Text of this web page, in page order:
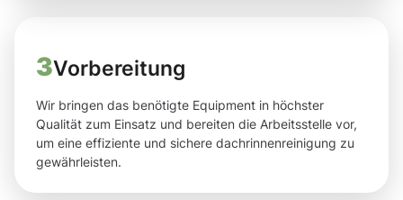
3Vorbereitung
Wir bringen das benötigte Equipment in höchster
Qualität zum Einsatz und bereiten die Arbeitsstelle vor,
um eine effiziente und sichere dachrinnenreinigung zu
gewährleisten.